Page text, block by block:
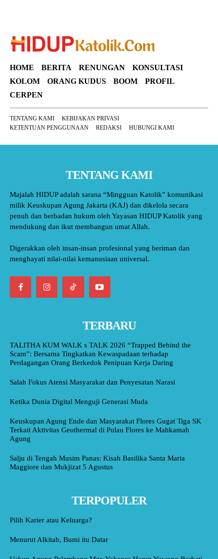
HOME BERITA RENUNGAN
KONSULTASI
KOLOM
ORANG KUDUS BOOM
PROFIL
CERPEN
TENTANG KAMI
KEBIJAKAN PRIVASI
KETENTUAN PENGGUNAAN
REDAKSI HUBUNGI KAMI
TENTANG KAMI
Majalah HIDUP adalah sarana “Mingguan Katolik” komunikasi
milik Keuskupan Agung Jakarta (KAJ) dan dikelola secara
penuh dan berbadan hukum oleh Yayasan HIDUP Katolik yang
mendukung dan ikut membangun umat Allah.
Digerakkan oleh insan-insan profesional yang beriman dan
menghayati nilai-nilai kemanusiaan universal.
TERBARU
TALITHA KUM WALK s TALK 2026 “Trapped Behind the
Scam”: Bersama Tingkatkan Kewaspadaan terhadap
Perdagangan Orang Berkedok Penipuan Kerja Daring
Salah Fokus Atensi Masyarakat dan Penyesatan Narasi
Ketika Dunia Digital Menguji Generasi Muda
Keuskupan Agung Ende dan Masyarakat Flores Gugat Tiga SK
Terkait Aktivitas Geothermal di Pulau Flores ke Mahkamah
Agung
Salju di Tengah Musim Panas: Kisah Basilika Santa Maria
Maggiore dan Mukjizat 5 Agustus
TERPOPULER
Pilih Karier atau Keluarga?
Menurut Alkitab, Bumi itu Datar